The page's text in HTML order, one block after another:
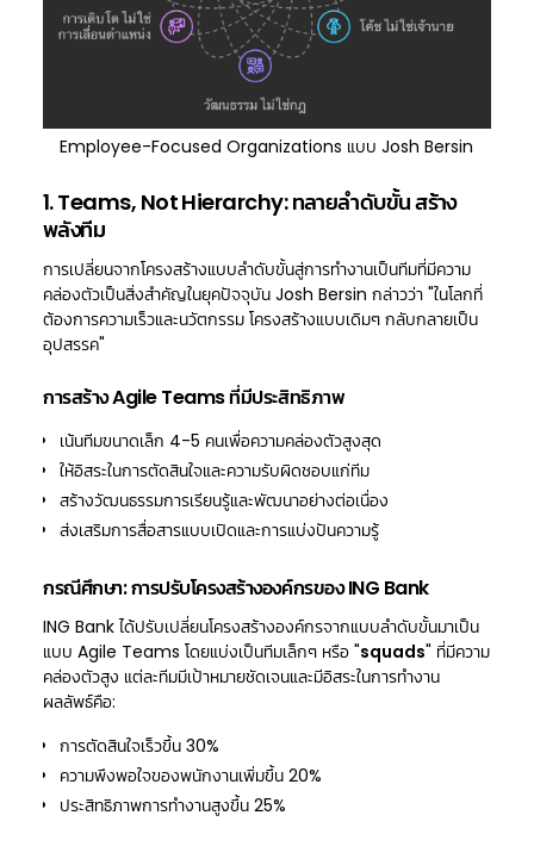
Employee-Focused Organizations แบบ Josh Bersin
1. Teams, Not Hierarchy: ทลายลำดับขั้น สร้าง
พลังทีม
การเปลี่ยนจากโครงสร้างแบบลำดับขั้นสู่การทำงานเป็นทีมที่มีความ
คล่องตัวเป็นสิ่งสำคัญในยุคปัจจุบัน Josh Bersin กล่าวว่า "ในโลกที่
ต้องการความเร็วและนวัตกรรม โครงสร้างแบบเดิมๆ กลับกลายเป็น
อุปสรรค"
การสร้าง Agile Teams ที่มีประสิทธิภาพ
เน้นทีมขนาดเล็ก 4-5 คนเพื่อความคล่องตัวสูงสุด
ให้อิสระในการตัดสินใจและความรับผิดชอบแก่ทีม
สร้างวัฒนธรรมการเรียนรู้และพัฒนาอย่างต่อเนื่อง
ส่งเสริมการสื่อสารแบบเปิดและการแบ่งปันความรู้
กรณีศึกษา: การปรับโครงสร้างองค์กรของ ING Bank
ING Bank ได้ปรับเปลี่ยนโครงสร้างองค์กรจากแบบลำดับขั้นมาเป็น
แบบ Agile Teams โดยแบ่งเป็นทีมเล็กๆ หรือ "squads" ที่มีความ
คล่องตัวสูง แต่ละทีมมีเป้าหมายชัดเจนและมีอิสระในการทำงาน
ผลลัพธ์คือ:
การตัดสินใจเร็วขึ้น 30%
ความพึงพอใจของพนักงานเพิ่มขึ้น 20%
ประสิทธิภาพการทำงานสูงขึ้น 25%